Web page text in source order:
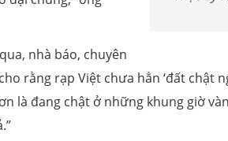
nhà báo, chuyên
rằng rạp Việt chưa hẳn ‘đất chật
là đang chật ở những khung giờ